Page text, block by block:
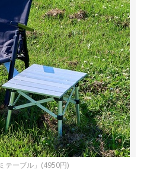
テーブル」(4950円)